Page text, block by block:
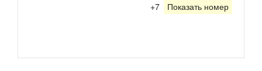
+7 Показать номер